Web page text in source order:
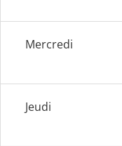
Mercredi
Jeudi